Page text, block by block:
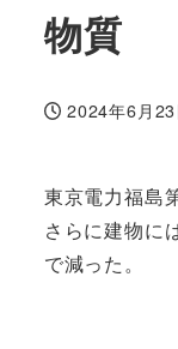
物質
投稿日
2024年6月23
東京電力福島
さらに建物に
で減った。